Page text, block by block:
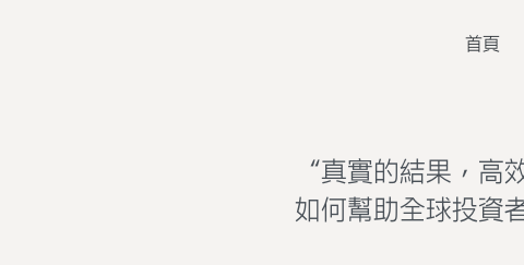
首頁
“真實的結果，高
如何幫助全球投資